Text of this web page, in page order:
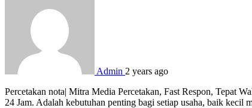
Admin 2 years ago
Percetakan nota| Mitra Media Percetakan, Fast Respon, Tepat
24 Jam. Adalah kebutuhan penting bagi setiap usaha, baik